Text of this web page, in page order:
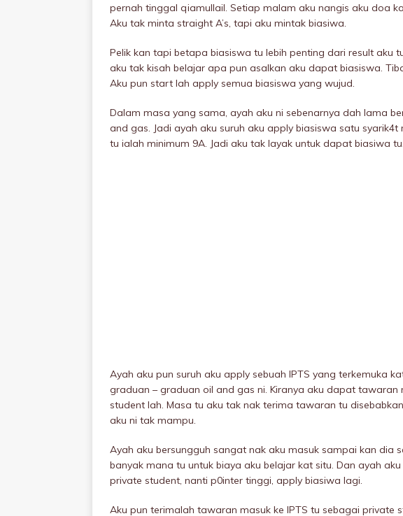
pernah tinggal qiamullail. Setiap malam aku nangis aku doa
Aku tak minta straight A’s, tapi aku mintak biasiwa.
Pelik kan tapi betapa biasiswa tu lebih penting dari result aku
aku tak kisah belajar apa pun asalkan aku dapat biasiswa.
Aku pun start lah apply semua biasiswa yang wujud.
Dalam masa yang sama, ayah aku ni sebenarnya dah lama
and gas. Jadi ayah aku suruh aku apply biasiswa satu
tu ialah minimum 9A. Jadi aku tak layak untuk dapat biasiwa tu.
Ayah aku pun suruh aku apply sebuah IPTS yang terkemuka
graduan – graduan oil and gas ni. Kiranya aku dapat tawaran
student lah. Masa tu aku tak nak terima tawaran tu
aku ni tak mampu.
Ayah aku bersungguh sangat nak aku masuk sampai kan dia
banyak mana tu untuk biaya aku belajar kat situ. Dan ayah
private student, nanti p0inter tinggi, apply biasiwa lagi.
Aku pun terimalah tawaran masuk ke IPTS tu sebagai private